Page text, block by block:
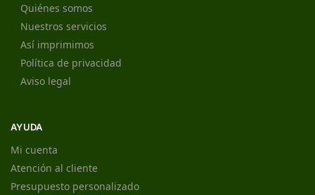
Quiénes somos
Nuestros servicios
Así imprimimos
Política de privacidad
Aviso legal
AYUDA
Mi cuenta
Atención al cliente
Presupuesto personalizado